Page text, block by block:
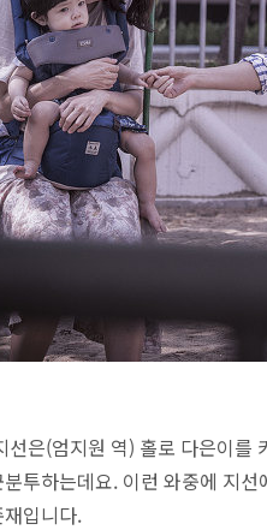
선은(엄지원 역) 홀로 다은이를
투하는데요. 이런 와중에 지
입니다.